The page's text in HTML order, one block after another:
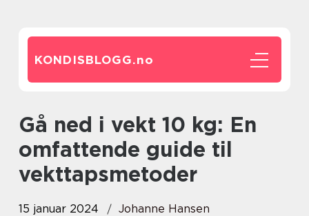
KONDISBLOGG.no
Gå ned i vekt 10 kg: En
omfattende guide til
vekttapsmetoder
15 januar 2024
Johanne Hansen